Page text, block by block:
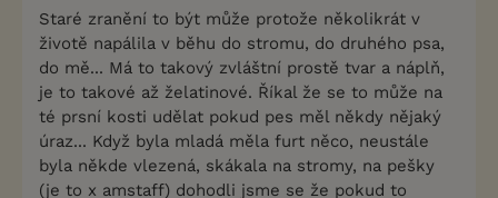
Staré zranění to být může protože několikrát v
životě napálila v běhu do stromu, do druhého psa,
do mě... Má to takový zvláštní prostě tvar a náplň,
je to takové až želatinové. Říkal že se to může na
té prsní kosti udělat pokud pes měl někdy nějaký
úraz... Když byla mladá měla furt něco, neustále
byla někde vlezená, skákala na stromy, na pešky
(je to x amstaff) dohodli jsme se že pokud to